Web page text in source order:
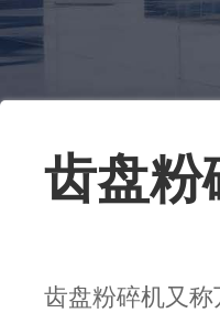
齿盘粉
齿盘粉碎机又